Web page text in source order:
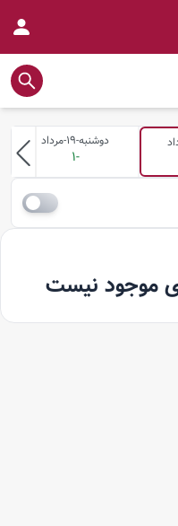
دوشنبه-19-مرداد
-1
موجود نیست